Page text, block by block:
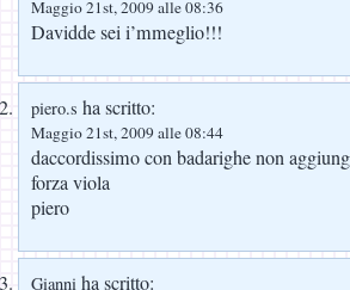
Maggio 21st, 2009 alle 08:36
Davidde sei i’mmeglio!!!
piero.s ha scritto:
Maggio 21st, 2009 alle 08:44
daccordissimo con badarighe non
forza viola
piero
Gianni ha scritto: